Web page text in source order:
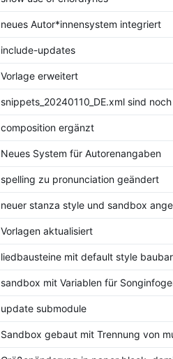
neues Autor*innensystem integriert
include-updates
Vorlage erweitert
snippets_20240110_DE.xml sind
composition ergänzt
Neues System für Autorenangaben
spelling zu pronunciation geändert
neuer stanza style und sandbox
Vorlagen aktualisiert
liedbausteine mit default style baubar
sandbox mit Variablen für
update submodule
Sandbox gebaut mit Trennung von